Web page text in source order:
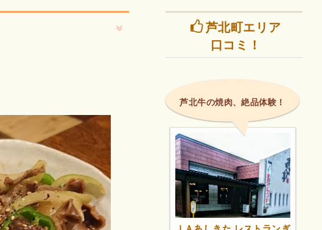
芦北町エリア
口コミ！
芦北牛の焼肉、絶品体験！